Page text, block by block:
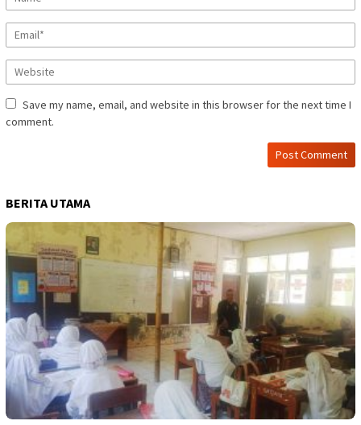
Save my name, email, and website in this browser for the next time I
comment.
BERITA UTAMA